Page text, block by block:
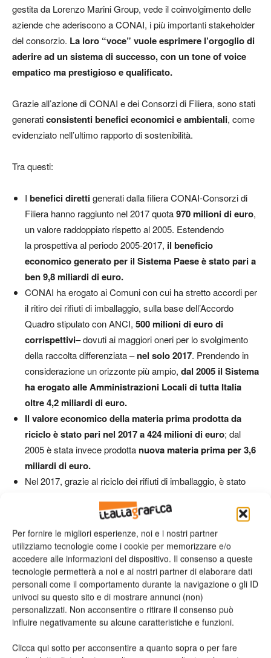
Per fornire le migliori esperienze, noi e i nostri partner
utilizziamo tecnologie come i cookie per memorizzare e/o
accedere alle informazioni del dispositivo. Il consenso a queste
tecnologie permetterà a noi e ai nostri partner di elaborare dati
personali come il comportamento durante la navigazione o gli ID
univoci su questo sito e di mostrare annunci (non)
personalizzati. Non acconsentire o ritirare il consenso può
influire negativamente su alcune caratteristiche e funzioni.
Clicca qui sotto per acconsentire a quanto sopra o per fare
gestita da Lorenzo Marini Group, vede il coinvolgimento delle
aziende che aderiscono a CONAI, i più importanti stakeholder
del consorzio. La loro “voce” vuole esprimere l’orgoglio di
aderire ad un sistema di successo, con un tone of voice
empatico ma prestigioso e qualificato.
Grazie all’azione di CONAI e dei Consorzi di Filiera, sono stati
generaticonsistenti benefici economici e ambientali, come
evidenziato nell’ultimo rapporto di sostenibilità.
Tra questi:
I benefici direttigenerati dalla filiera CONAI-Consorzi di
Filiera hanno raggiunto nel 2017 quota970 milioni di euro,
un valore raddoppiato rispetto al 2005. Estendendo
la prospettiva al periodo 2005-2017, il beneficio
economico generato per il Sistema Paese è stato pari a
ben 9,8 miliardi di euro.
CONAI ha erogato ai Comuni con cui ha stretto accordi per
il ritiro dei rifiuti di imballaggio, sulla base dell’Accordo
Quadro stipulato con ANCI, 500 milioni di euro di
corrispettivi– dovuti ai maggiori oneri per lo svolgimento
della raccolta differenziata –nel solo 2017. Prendendo in
considerazione un orizzonte più ampio, dal 2005 il Sistema
ha erogato alle Amministrazioni Locali di tutta Italia
oltre 4,2 miliardi di euro.
Il valore economico della materia prima prodotta da
riciclo è stato pari nel 2017 a 424 milioni di euro; dal
2005 è stata invece prodotta nuova materia prima per 3,6
miliardi di euro.
Nel 2017, grazie al riciclo dei rifiuti di imballaggio, è stato
, quasi il 50% in più rispetto al 2005
Dal 2005 al 2017 è stato evitato il consumo di oltre
milioni di tonnellate di materia prima.